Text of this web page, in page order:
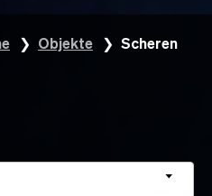
Objekte Scheren